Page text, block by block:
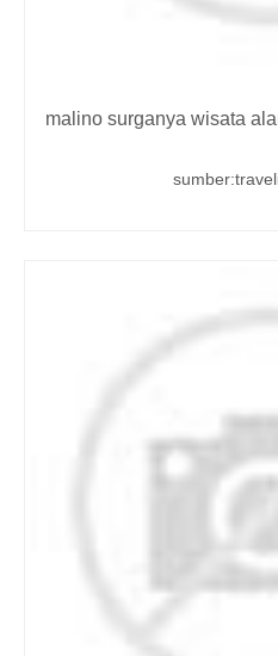
malino surganya wisata